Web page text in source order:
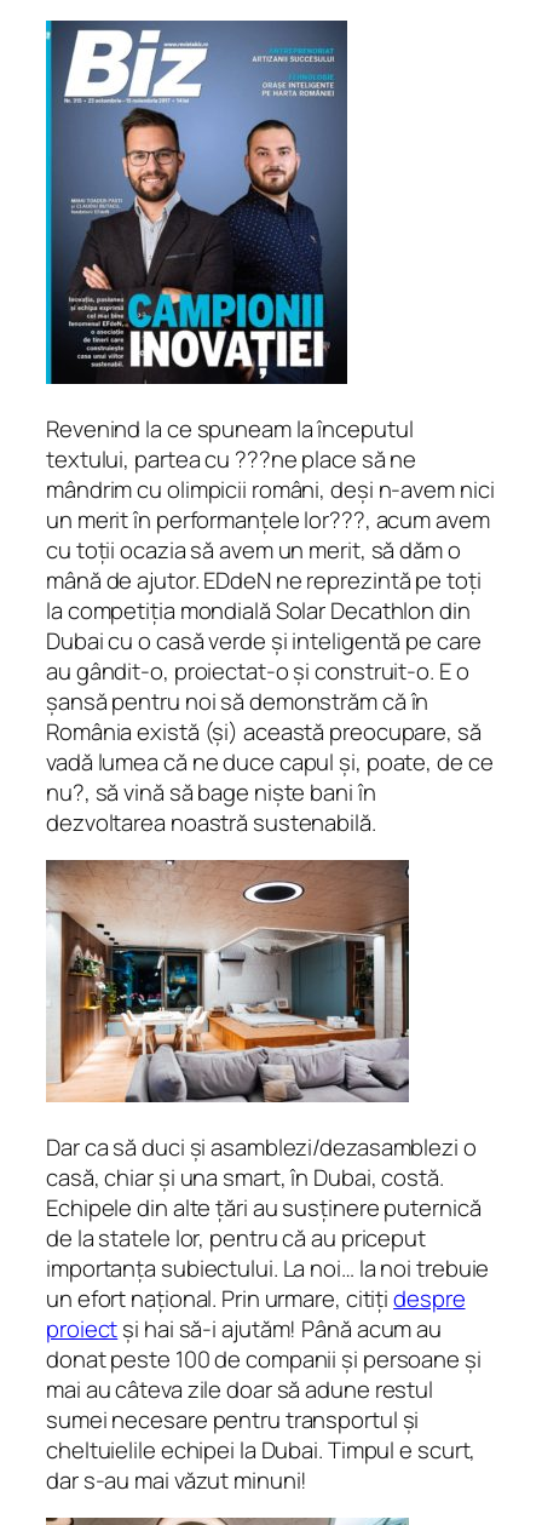
Revenind la ce spuneam la începutul
textului, partea cu ???ne place să ne
mândrim cu olimpicii români, deși n-avem nici
un merit în performanțele lor???, acum avem
cu toții ocazia să avem un merit, să dăm o
mână de ajutor. EDdeN ne reprezintă pe toți
la competiția mondială Solar Decathlon din
Dubai cu o casă verde și inteligentă pe care
au gândit-o, proiectat-o și construit-o. E o
șansă pentru noi să demonstrăm că în
România există (și) această preocupare, să
vadă lumea că ne duce capul și, poate, de ce
nu?, să vină să bage niște bani în
dezvoltarea noastră sustenabilă.
Dar ca să duci și asamblezi/dezasamblezi o
casă, chiar și una smart,în Dubai, costă.
Echipele din alte țări au susținere puternică
de la statele lor, pentru că au priceput
importanța subiectului. La noi… la noi trebuie
un efort național. Prin urmare, citițidespre
proiectși hai să-i ajutăm! Până acum au
donat peste 100 de companii și persoane și
mai au câteva zile doar să adune restul
sumei necesare pentru transportul și
cheltuielile echipei la Dubai. Timpul e scurt,
dar s-au mai văzut minuni!